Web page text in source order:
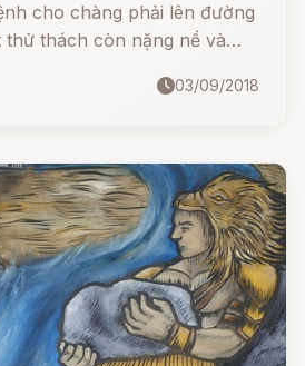
cho chàng phải lên đường
thách còn nặng nề và
mãng xà Hydre.
03/09/2018